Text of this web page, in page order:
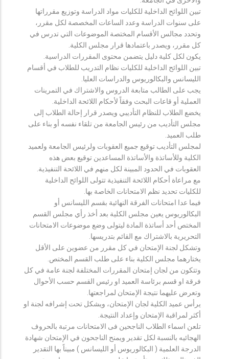
تبين اللوائح الداخلية للكليات مواد الدراسة وتوزيع مقرراتها
على سنوات الدراسة وعدد الساعات المخصصة لكل مقرر،
وتحدد مجالس الأقسام المختصة الموضوعات التي تدرس في
كل مقرر، ويصدر باعتمادها قرار مجلس الكلية.
يكون لكل كلية دليل يتضمن محتوى المقررات الدراسية.
تبين اللوائح الداخلية للكليات نظام التدريب للطلاب في أقسام
الليسانس والبكالوريوس والدراسات العليا.
يجب على الطالب متابعة الدروس والاشتراك في التمرينات
العملية أو قاعات البحث وفقاً لأحكام اللائحة الداخلية.
يخضع الطلاب للنظام التأديبي ويصدر قرار إحالة الطلاب إلى
مجلس التأديب من رئيس الجامعة من تلقاء نفسه أو بناء على
طلب العميد.
لمجلس التأديب توقيع جميع العقوبات ولرئيس الجامعة ولعميد
الكلية وللأساتذة والأساتذة المساعدين توقيع بعض هذه
العقوبات في الحدود المبينة لكل منهم في اللائحة التنفيذية.
مع مراعاة أحكام اللائحة التنفيذية تتولى اللوائح الداخلية
للكليات تحديد نظم الامتحانات الخاصة بها.
فيما عدا امتحانات الفرقة النهائية بقسم الليسانس أو
البكالوريوس يعين مجلس الكلية بعد أخذ رأي مجلس القسم
المختص أحد أساتذة المادة ليتولى وضع موضوعات الامتحانات
التحريرية بالاشتراك مع القائم بتدريسها.
وتشكل لجنة الإمتحان في كل مقرر من عضوين على الأقل
يختارهما مجلس الكلية بناء على طلب القسم المختص.
وتتكون من لجان إمتحان المقررات المختلفة لجنة عامة في كل
فرقة او قسم برئاسة العميد او رئيس القسم حسب الأحوال
وتعرض عليهما نتيجة الإمتحان لمراجعتها.
يرأس عميد الكلية لجان الإمتحان، ويشكل تحت إشرافه لجنة او
أكثر لمراقبة الإمتحان وإعداد النتيجة.
تلعن اسماء الطلاب الناجحين فى الامتحانات مرتبة بالحروف
الهجائيه بالنسبة لكل تقدير ويمنح الناجحون في الإمتحان شهادة
الدرجة العلمية ( البكالوريوس أو الليسانس ) مبيناً بها التقدير